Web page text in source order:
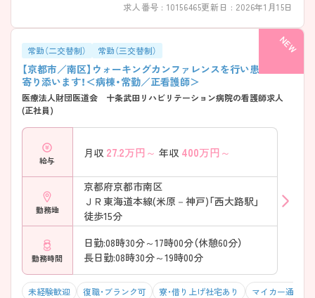
求人番号 : 10156465更新日 : 2026年1月15日
常勤（二交替制） 常勤（三交替制）
【京都市／南区】ウォーキングカンファレンスを行い患者様に
寄り添います！＜病棟・常勤／正看護師＞
医療法人財団医道会 十条武田リハビリテーション病院の看護師求人
(正社員)
給与
月収 27.2万円～ 年収 400万円～
勤務地
京都府京都市南区
ＪＲ東海道本線(米原－神戸)「西大路駅」
徒歩15分
勤務時間
日勤:08時30分～17時00分（休憩60分）
長日勤:08時30分～19時00分
未経験歓迎 復職・ブランク可 寮・借り上げ社宅あり マイカー通勤可